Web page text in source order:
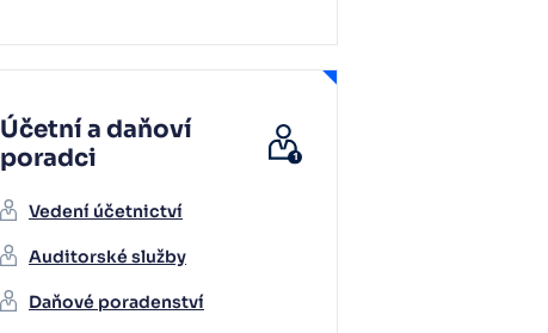
Účetní a daňoví
poradci
Vedení účetnictví
Auditorské služby
Daňové poradenství